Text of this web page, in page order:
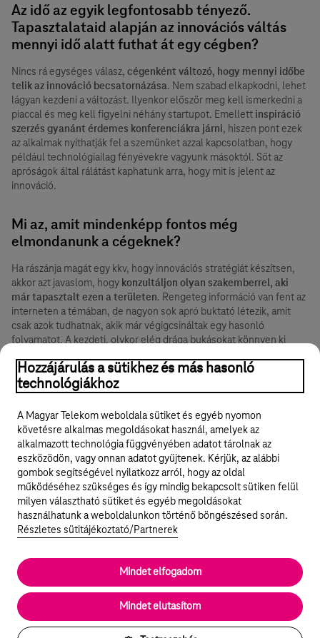
Az idő az egyik legfontosabb tényező.
Tapasztalataid alapján az innovációs váltás
mennyi idő alatt futhat át egy cégben?
Nincs rá egységes válasz, cégenként változó, hogy mennyi időbe
telik az innováció becsatornázása. Nem szabad elkapkodni, lehet
lágyan kezdeni a változást. Ilyenkor először meg kell ismerkedni a
piaccal és meg kell figyelni néhány startupot. Emellett inspiráció
szerzés gyanánt érdemes konferenciákra járni, hiszen pont ezek
az alkalmak nyithatják fel a szemünket azzal kapcsolatban, hogy
például technológiailag fényévekre vagyunk másoktól. Sőt az
apróságok által rálátást kaphatunk arra, hogy mit is jelent az
innováció.
Mi az, amit mindenképp fontos még
elmondanunk a cégeknek?
Ha rászánja magát egy kkv, hogy innovációs stratégiát készítsen,
akkor azt javaslom, hogy konzultáljon olyan szakemberrel, aki
már tapasztalt ezen a területen. Rengeteg információ van fent az
interneten a témában, de nagyon sok apró buktató létezik, amit
csak azok tudhatnak, akik már végigcsináltak egy hasonló
folyamatot. A kezdeti, olykor elég drága bukásokat könnyen ki
Legyél a Hello Biznisz közösség tagja!
REGISZTRÁLOK/BELÉPEK
© 2024 Magyar Telekom Nyrt.
Rólunk
Cookie beállítások
Hozzájárulás a sütikhez és más hasonló
technológiákhoz
A Magyar Telekom weboldala sütiket és egyéb nyomon
követésre alkalmas megoldásokat használ, amelyek az
alkalmazott technológia függvényében adatot tárolnak az
eszközödön, vagy onnan adatot gyűjtenek. Kérjük, az alábbi
gombok segítségével nyilatkozz arról, hogy az oldal
működéséhez szükséges és így mindig bekapcsolt sütiken felül
milyen választható sütiket és egyéb megoldásokat
használhatunk a weboldalunkon történő böngészésed során.
Részletes sütitájékoztató/Partnerek
Mindet elutasítom
Mindet elfogadom